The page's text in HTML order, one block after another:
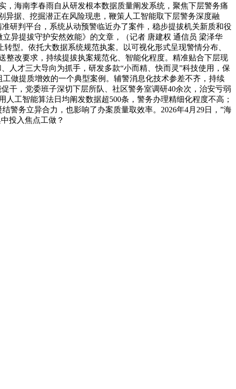
海南李春雨自从研发根本数据质量阐发系统，聚焦下层警务痛
据、挖掘潜正在风险现患，鞭策人工智能取下层警务深度融
研判平台，系统从动预警临近办了案件，稳步提拔机关新质和役
异提拔守护安然效能》的文章，（记者 唐建权 通信员 梁泽华
型。依托大数据系统规范执案。以可视化形式呈现警情分布、
改要求，持续提拔执案规范化、智能化程度。精准贴合下层现
人才三大导向为抓手，研发多款“小而精、快而灵”科技使用，保
做提质增效的一个典型案例。辅警消息化技术参差不齐，持续
干，党委班子深切下层所队、社区警务室调研40余次，治安亏弱
工智能算法日均阐发数据超500条，警务办理精细化程度不高；
警务立异合力，也影响了办案质量取效率。2026年4月29日，”海
投入焦点工做？